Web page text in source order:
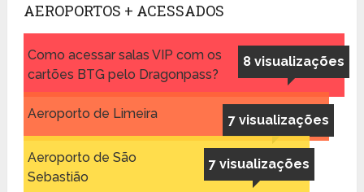
AEROPORTOS + ACESSADOS
8 visualizações
Como acessar salas VIP com os
cartões BTG pelo Dragonpass?
7 visualizações
Aeroporto de Limeira
7 visualizações
Aeroporto de São
Sebastião